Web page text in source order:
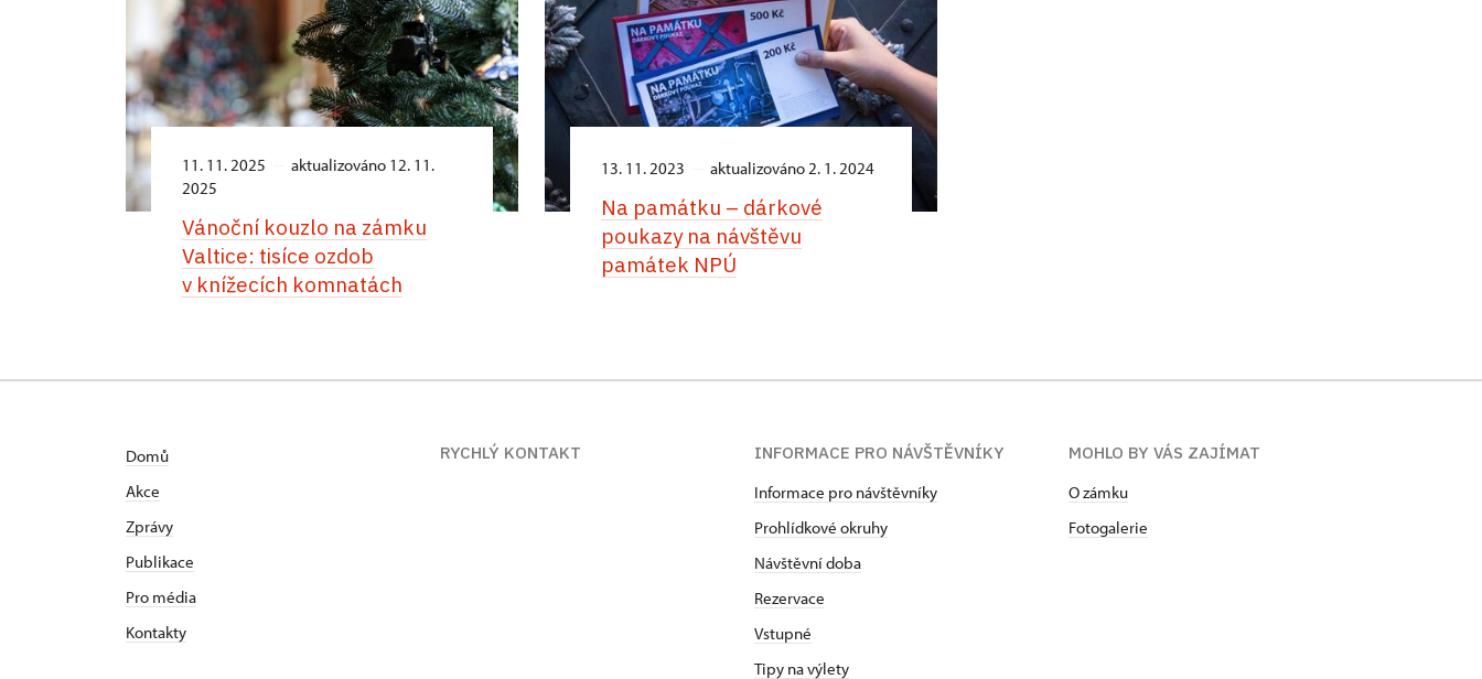
11. 11. 2025
aktualizováno 12. 11.
2025
Vánoční kouzlo na zámku
Valtice: tisíce ozdob
v knížecích komnatách
13. 11. 2023 aktualizováno 2. 1. 2024
Na památku –⁠ dárkové
poukazy na návštěvu
památek NPÚ
Domů
Akce
Zprávy
Publikace
Pro média
Kontakty
RYCHLÝ KONTAKT
INFORMACE PRO NÁVŠTĚVNÍKY
Informace pro návštěvníky
Prohlídkové okruhy
Návštěvní doba
Rezervace
Vstupné
Tipy na výlety
MOHLO BY VÁS ZAJÍMAT
O zámku
Fotogalerie